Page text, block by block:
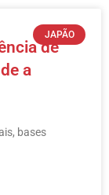
JAPÃO
de
a
bases